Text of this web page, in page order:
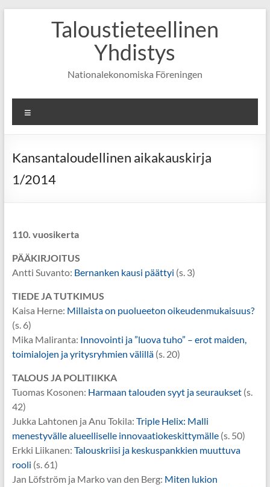
Taloustieteellinen
Yhdistys
Nationalekonomiska Föreningen
Kansantaloudellinen aikakauskirja
1/2014
110. vuosikerta
PÄÄKIRJOITUS
Antti Suvanto: Bernanken kausi päättyi (s. 3)
TIEDE JA TUTKIMUS
Kaisa Herne: Millaista on puolueeton oikeudenmukaisuus?
(s. 6)
Mika Maliranta: Innovointi ja ”luova tuho” – erot maiden,
toimialojen ja yritysryhmien välillä(s. 20)
TALOUS JA POLITIIKKA
Tuomas Kosonen: Harmaan talouden syyt ja seuraukset(s.
42)
Jukka Lahtonen ja Anu Tokila: Triple Helix: Malli
menestyvälle alueelliselle innovaatiokeskittymälle (s. 50)
Erkki Liikanen: Talouskriisi ja keskuspankkien muuttuva
rooli (s. 61)
Jan Löfström ja Marko van den Berg: Miten lukion